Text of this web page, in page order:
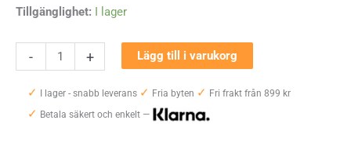
Tillgänglighet: I lager
-
Drink
Mix
320
+ Lägg till i varukorg
✓ I lager - snabb leverans ✓ Fria byten ✓ Fri frakt från 899 kr
✓ Betala säkert och enkelt —